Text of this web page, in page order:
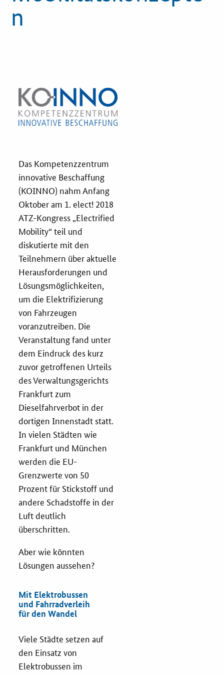
Kontakt
Öffentliche Auftraggeber
Innovative Beschaffung
Bewertungsmethoden-Lotse
E-Learning
KOINNOvationsplatz
LZK-Rechner
Preis-Leistungs-Gewichtungs-Check
Toolbox
Vergabe-Wahl-O-Mat
Zertifizierung
Startups & innovative KMU
Services
Öffentliche Beschaffung
E-Learning
Praxisbeispiele
Marketing-Guide
Playbook
n
Das Kompetenzzentrum
innovative Beschaffung
(KOINNO) nahm Anfang
Oktober am 1. elect! 2018
ATZ-Kongress „Electrified
Mobility“ teil und
diskutierte mit den
Teilnehmern über aktuelle
Herausforderungen und
Lösungsmöglichkeiten,
um die Elektrifizierung
von Fahrzeugen
voranzutreiben. Die
Veranstaltung fand unter
dem Eindruck des kurz
zuvor getroffenen Urteils
des Verwaltungsgerichts
Frankfurt zum
Dieselfahrverbot in der
dortigen Innenstadt statt.
In vielen Städten wie
Frankfurt und München
werden die EU-
Grenzwerte von 50
Prozent für Stickstoff und
andere Schadstoffe in der
Luft deutlich
überschritten.
Aber wie könnten
Lösungen aussehen?
Mit Elektrobussen
und Fahrradverleih
für den Wandel
Viele Städte setzen auf
den Einsatz von
Elektrobussen im